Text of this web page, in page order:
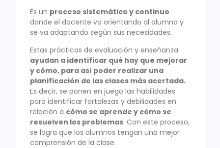
Es un proceso sistemático y continuo
donde el docente va orientando al alumno y
se va adaptando según sus necesidades.
Estas prácticas de evaluación y enseñanza
ayudan a identificar qué hay que mejorar
y cómo, para así poder realizar una
planificación de las clases más acertada.
Es decir, se ponen en juego las habilidades
para identificar fortalezas y debilidades en
relación a cómo se aprende y cómo se
resuelven los problemas. Con este proceso,
se logra que los alumnos tengan una mejor
comprensión de la clase.